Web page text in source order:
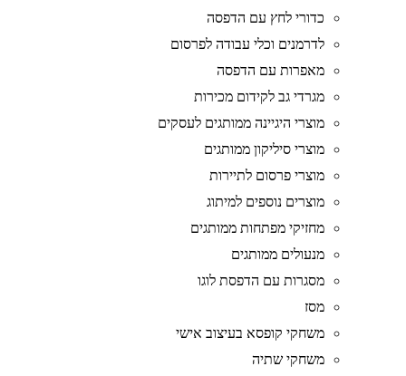
כדורי לחץ עם הדפסה
לדרמנים וכלי עבודה לפרסום
מאפרות עם הדפסה
מגרדי גב לקידום מכירות
מוצרי היגיינה ממותגים לעסקים
מוצרי סיליקון ממותגים
מוצרי פרסום לתיירות
מוצרים נוספים למיתוג
מחזיקי מפתחות ממותגים
מנעולים ממותגים
מסגרות עם הדפסת לוגו
מסז
משחקי קופסא בעיצוב אישי
משחקי שתיה